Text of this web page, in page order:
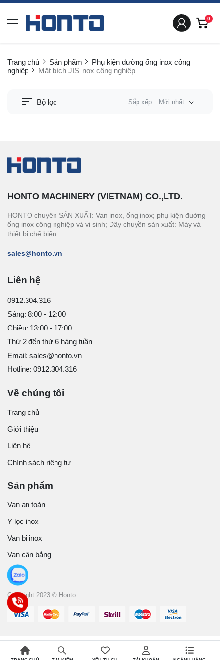
0
Trang chủ Sản phẩm
Phụ kiện đường ống inox công
nghiệp
Mặt bích JIS inox công nghiệp
Bộ lọc Sắp xếp: Mới nhất
HONTO MACHINERY (VIETNAM) CO.,LTD.
HONTO chuyên SẢN XUẤT: Van inox, ống inox; phụ kiện đường
ống inox công nghiệp và vi sinh; Dây chuyền sản xuất: Máy và
thiết bị chế biến.
sales@honto.vn
Liên hệ
0912.304.316
Sáng: 8:00 - 12:00
Chiều: 13:00 - 17:00
Thứ 2 đến thứ 6 hàng tuần
Email: sales@honto.vn
Hotline: 0912.304.316
Về chúng tôi
Trang chủ
Giới thiệu
Liên hệ
Chính sách riêng tư
Sản phẩm
Van an toàn
Y lọc inox
Van bi inox
Van cân bằng
Copyright 2023 © Honto